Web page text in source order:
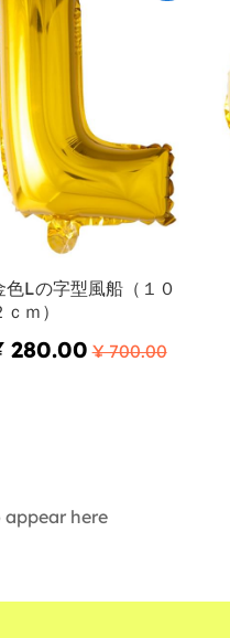
色Lの字型風船（１０
ｃｍ）
280.00 ¥ 700.00
appear here